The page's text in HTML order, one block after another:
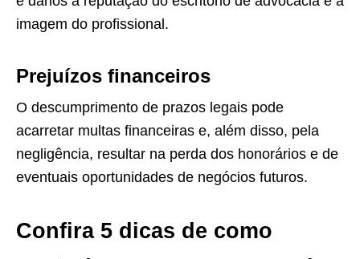
imagem do profissional.
Prejuízos financeiros
O descumprimento de prazos legais pode
acarretar multas financeiras e, além disso, pela
negligência, resultar na perda dos honorários e de
eventuais oportunidades de negócios futuros.
Confira 5 dicas de como